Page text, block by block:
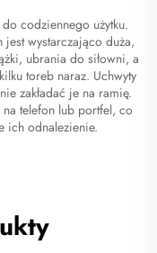
codziennego użytku.
wystarczająco duża,
ubrania do siłowni, a
toreb naraz. Uchwyty
zakładać je na ramię.
telefon lub portfel, co
ich odnalezienie.